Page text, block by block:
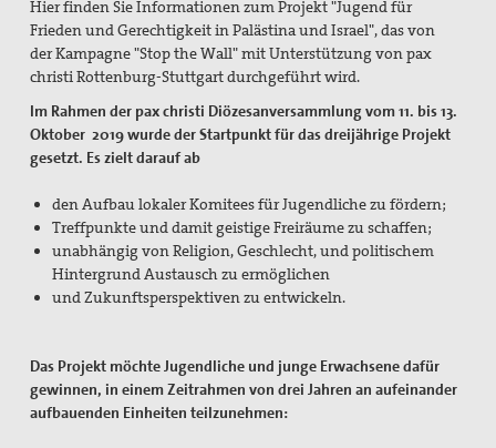
Pressemitteilungen
Publikationen
pax info
Newsletter
Der Heilige Martin
Weiteres
Friedensbildung
Netzwerk Friedensbildung Baden-Württemberg
Referent für Friedensbildung
Hier finden Sie Informationen zum Projekt "Jugend für
Frieden und Gerechtigkeit in Palästina und Israel", das von
der Kampagne "Stop the Wall" mit Unterstützung von pax
christi Rottenburg-Stuttgart durchgeführt wird.
Im Rahmen der pax christi Diözesanversammlung vom 11. bis 13.
Oktober 2019 wurde der Startpunkt für das dreijährige Projekt
gesetzt. Es zielt darauf ab
den Aufbau lokaler Komitees für Jugendliche zu fördern;
Treffpunkte und damit geistige Freiräume zu schaffen;
unabhängig von Religion, Geschlecht, und politischem
Hintergrund Austausch zu ermöglichen
und Zukunftsperspektiven zu entwickeln.
Das Projekt möchte Jugendliche und junge Erwachsene dafür
gewinnen, in einem Zeitrahmen von drei Jahren an aufeinander
aufbauenden Einheiten teilzunehmen: